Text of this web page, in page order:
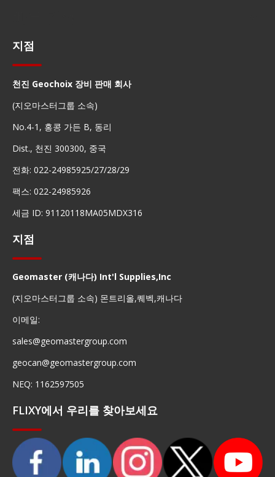
지점
천진 Geochoix 장비 판매 회사
(지오마스터그룹 소속)
No.4-1, 홍콩 가든 B, 동리
Dist., 천진 300300, 중국
전화: 022-24985925/27/28/29
팩스: 022-24985926
세금 ID: 91120118MA05MDX316
지점
Geomaster (캐나다) Int'l Supplies,Inc
(지오마스터그룹 소속) 몬트리올,퀘벡,캐나다
이메일:
sales@geomastergroup.com
geocan@geomastergroup.com
NEQ: 1162597505
FLIXY에서 우리를 찾아보세요